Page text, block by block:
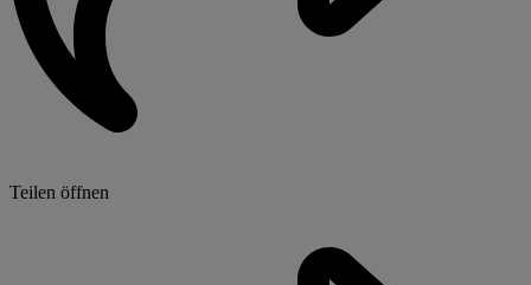
Teilen öffnen